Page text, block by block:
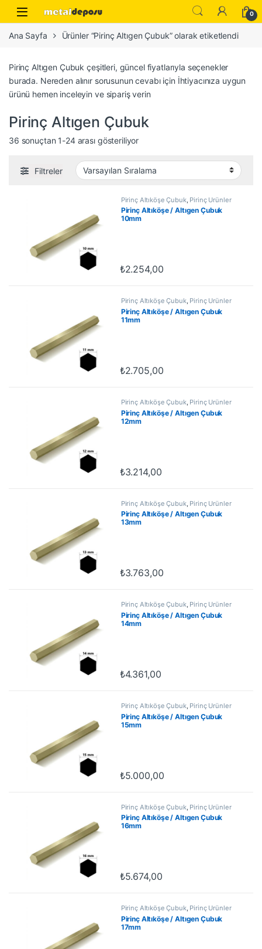
Skip to navigation
Skip to content
0
Ana Sayfa Ürünler “Pirinç Altıgen Çubuk” olarak etiketlendi
Pirinç Altıgen Çubuk çeşitleri, güncel fiyatlarıyla seçenekler
burada. Nereden alınır sorusunun cevabı için İhtiyacınıza uygun
ürünü hemen inceleyin ve sipariş verin
Pirinç Altıgen Çubuk
36 sonuçtan 1-24 arası gösteriliyor
Filtreler
Pirinç Altıköşe Çubuk, Pirinç Ürünler
Pirinç Altıköşe / Altıgen Çubuk
10mm
₺2.254,00
Pirinç Altıköşe Çubuk, Pirinç Ürünler
Pirinç Altıköşe / Altıgen Çubuk
11mm
₺2.705,00
Pirinç Altıköşe Çubuk, Pirinç Ürünler
Pirinç Altıköşe / Altıgen Çubuk
12mm
₺3.214,00
Pirinç Altıköşe Çubuk, Pirinç Ürünler
Pirinç Altıköşe / Altıgen Çubuk
13mm
₺3.763,00
Pirinç Altıköşe Çubuk, Pirinç Ürünler
Pirinç Altıköşe / Altıgen Çubuk
14mm
₺4.361,00
Pirinç Altıköşe Çubuk, Pirinç Ürünler
Pirinç Altıköşe / Altıgen Çubuk
15mm
₺5.000,00
Pirinç Altıköşe Çubuk, Pirinç Ürünler
Pirinç Altıköşe / Altıgen Çubuk
16mm
₺5.674,00
Pirinç Altıköşe Çubuk, Pirinç Ürünler
Pirinç Altıköşe / Altıgen Çubuk
17mm